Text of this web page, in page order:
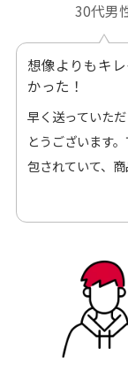
30代男
想像よりもキ
かった！
早く送っていた
とうございます
包されていて、